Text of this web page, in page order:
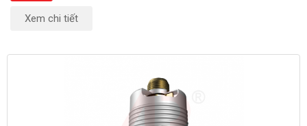
Xem chi tiết